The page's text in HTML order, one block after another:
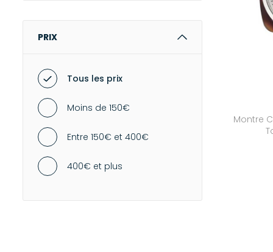
PRIX
Tous les prix
Moins de 150€
Entre 150€ et 400€
400€ et plus
Montre